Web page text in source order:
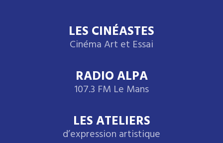
LES CINÉASTES
Cinéma Art et Essai
RADIO ALPA
107.3 FM Le Mans
LES ATELIERS
d’expression artistique